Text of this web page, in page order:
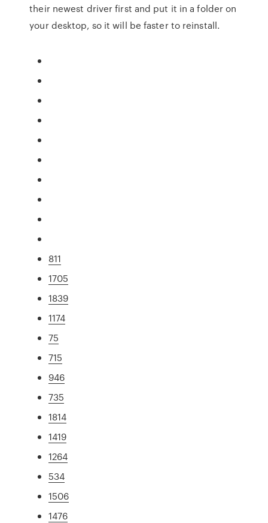
their newest driver first and put it in a folder on
your desktop, so it will be faster to reinstall.
811
1705
1839
1174
75
715
946
735
1814
1419
1264
534
1506
1476